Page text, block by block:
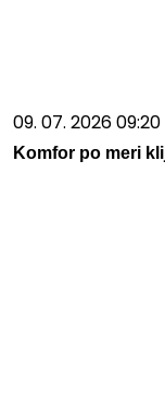
09. 07. 2026 09:20
Komfor po meri